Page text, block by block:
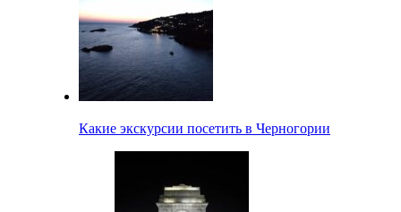
Какие экскурсии посетить в Черногории